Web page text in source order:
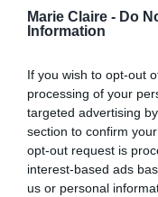
Marie Claire - Do
Information
If you wish to opt-out
processing of your
targeted advertising
section to confirm
opt-out request is
interest-based ads
us or personal
Η ηθοποιός της
συνέχισε
πολύ πέρα από το
το πώς